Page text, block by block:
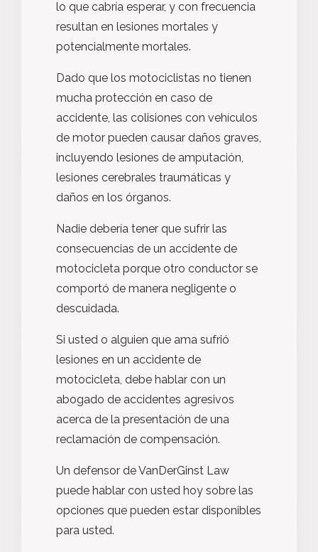
lo que cabría esperar, y con frecuencia
resultan en lesiones mortales y
potencialmente mortales.
Dado que los motociclistas no tienen
mucha protección en caso de
accidente, las colisiones con vehículos
de motor pueden causar daños graves,
incluyendo lesiones de amputación,
lesiones cerebrales traumáticas y
daños en los órganos.
Nadie debería tener que sufrir las
consecuencias de un accidente de
motocicleta porque otro conductor se
comportó de manera negligente o
descuidada.
Si usted o alguien que ama sufrió
lesiones en un accidente de
motocicleta, debe hablar con un
abogado de accidentes agresivos
acerca de la presentación de una
reclamación de compensación.
Un defensor de VanDerGinst Law
puede hablar con usted hoy sobre las
opciones que pueden estar disponibles
para usted.